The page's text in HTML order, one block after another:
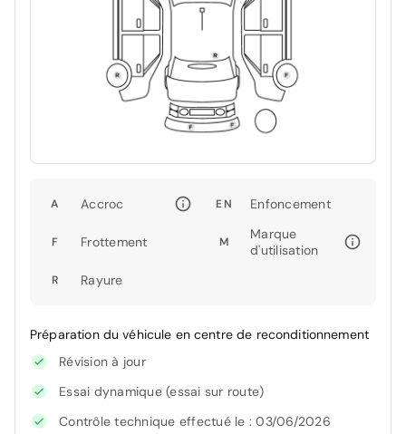
A Accroc EN Enfoncement
F Frottement M
Marque
d'utilisation
R Rayure
Préparation du véhicule en centre de reconditionnement
Révision à jour
Essai dynamique (essai sur route)
Contrôle technique effectué le : 03/06/2026